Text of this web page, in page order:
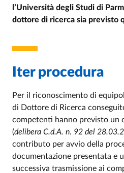
l’Università degli Studi di
dottore di ricerca sia previsto
Iter procedura
Per il riconoscimento di
di Dottore di Ricerca
competenti hanno previsto un
(delibera C.d.A. n. 92 del
contributo per avvio della
documentazione presentata e
successiva trasmissione ai